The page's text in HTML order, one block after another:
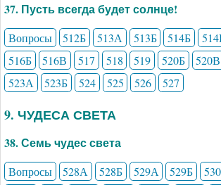
37. Пусть всегда будет солнце!
Вопросы 512Б 513А 513Б 514Б
516Б
516В 517 518 519 520Б 520В
523А
523Б 524 525 526 527
9. ЧУДЕСА СВЕТА
38. Семь чудес света
Вопросы 528А 528Б 529А 529Б